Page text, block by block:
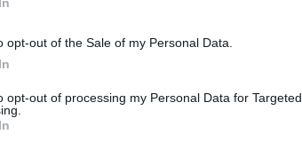
opt-out of the Sale of my Personal Data.
opt-out of processing my Personal Data for Targeted